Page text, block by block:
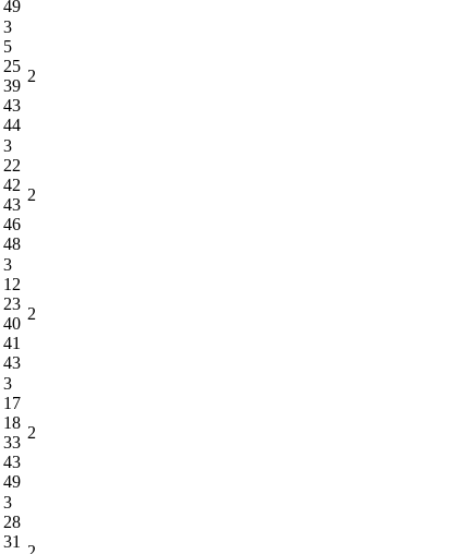
49
3
5
25
39
43
44
2
3
22
42
43
46
48
2
3
12
23
40
41
43
2
3
17
18
33
43
49
2
3
28
31